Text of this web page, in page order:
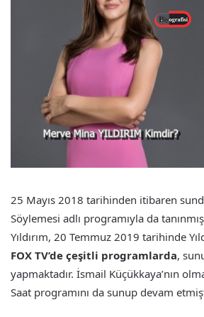
25 Mayıs 2018 tarihinden itibaren
Söylemesi adlı programıyla da
Yıldırım, 20 Temmuz 2019 tarihinde
FOX TV’de çeşitli programlarda,
yapmaktadır. İsmail Küçükkaya’nın
Saat programını da sunup devam